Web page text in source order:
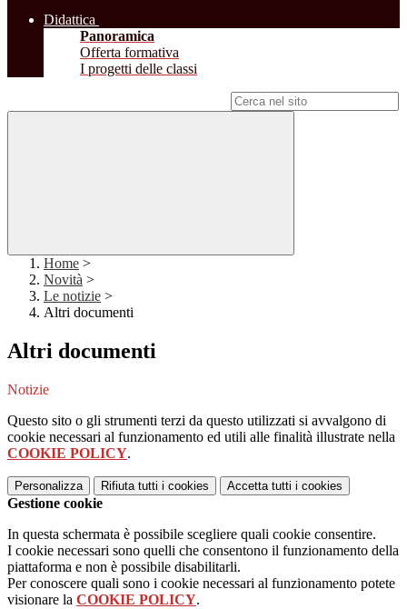
Didattica
Panoramica
Offerta formativa
I progetti delle classi
Home >
Novità >
Le notizie >
Altri documenti
Altri documenti
Notizie
Questo sito o gli strumenti terzi da questo utilizzati si avvalgono di
cookie necessari al funzionamento ed utili alle finalità illustrate nella
COOKIE POLICY.
Personalizza Rifiuta tutti i cookies Accetta tutti i cookies
Gestione cookie
In questa schermata è possibile scegliere quali cookie consentire.
I cookie necessari sono quelli che consentono il funzionamento della
piattaforma e non è possibile disabilitarli.
Per conoscere quali sono i cookie necessari al funzionamento potete
visionare la COOKIE POLICY.